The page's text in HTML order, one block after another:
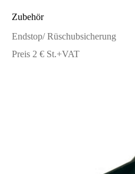
Zubehör
Endstop/ Rüschubsicherung
Preis 2 € St.+VAT